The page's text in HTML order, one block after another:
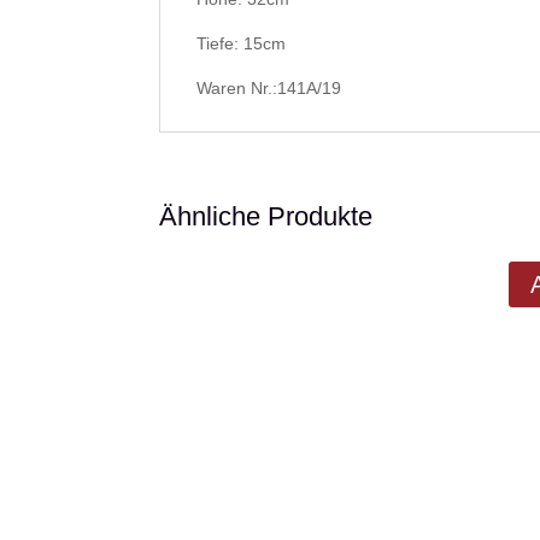
Tiefe: 15cm
Waren Nr.:141A/19
Ähnliche Produkte